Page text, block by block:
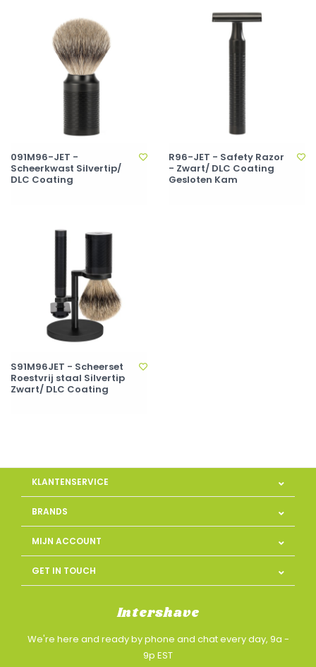
091M96-JET -
Scheerkwast Silvertip/
DLC Coating
R96-JET - Safety Razor
- Zwart/ DLC Coating
Gesloten Kam
S91M96JET - Scheerset
Roestvrij staal Silvertip
Zwart/ DLC Coating
KLANTENSERVICE
BRANDS
MIJN ACCOUNT
GET IN TOUCH
Intershave
We're here and ready by phone and chat every day, 9a -
9p EST